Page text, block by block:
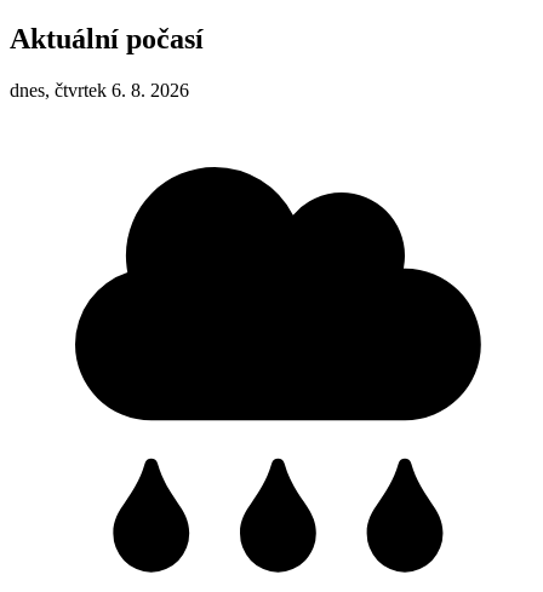
Aktuální počasí
dnes, čtvrtek 6. 8. 2026